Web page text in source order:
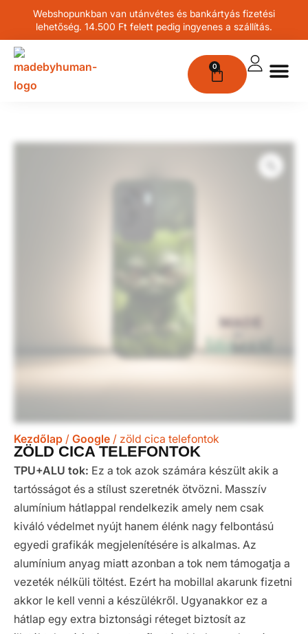
Webshopunkban van utánvétes és bankártyás fizetési
lehetőség. 14.500 Ft felett pedig ingyenes a szállítás.
0
Kezdőlap / Google / zöld cica telefontok
ZÖLD CICA TELEFONTOK
TPU+ALU tok: Ez a tok azok számára készült akik a
tartósságot és a stílust szeretnék ötvözni. Masszív
alumínium hátlappal rendelkezik amely nem csak
kiváló védelmet nyújt hanem élénk nagy felbontású
egyedi grafikák megjelenítésére is alkalmas. Az
alumínium anyag miatt azonban a tok nem támogatja a
vezeték nélküli töltést. Ezért ha mobillal akarunk fizetni
akkor le kell venni a készülékről. Ugyanakkor ez a
hátlap egy extra biztonsági réteget biztosít az